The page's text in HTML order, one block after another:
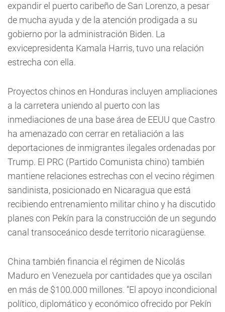
expandir el puerto caribeño de San Lorenzo, a pesar
de mucha ayuda y de la atención prodigada a su
gobierno por la administración Biden. La
exvicepresidenta Kamala Harris, tuvo una relación
estrecha con ella.
Proyectos chinos en Honduras incluyen ampliaciones
a la carretera uniendo al puerto con las
inmediaciones de una base área de EEUU que Castro
ha amenazado con cerrar en retaliación a las
deportaciones de inmigrantes ilegales ordenadas por
Trump. El PRC (Partido Comunista chino) también
mantiene relaciones estrechas con el vecino régimen
sandinista, posicionado en Nicaragua que está
recibiendo entrenamiento militar chino y ha discutido
planes con Pekín para la construcción de un segundo
canal transoceánico desde territorio nicaragüense.
China también financia el régimen de Nicolás
Maduro en Venezuela por cantidades que ya oscilan
en más de $100.000 millones. “El apoyo incondicional
político, diplomático y económico ofrecido por Pekín